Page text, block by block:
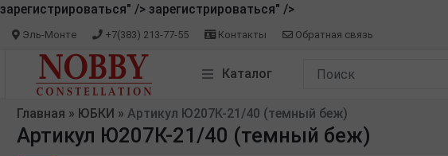
зарегистрироваться" /> зарегистрироваться" />
Эль-Монте +7(383) 213-77-55 Контакты Обратная связь
Каталог
Главная » ЮБКИ » Артикул Ю207К-21/40 (темный беж)
Артикул Ю207К-21/40 (темный беж)